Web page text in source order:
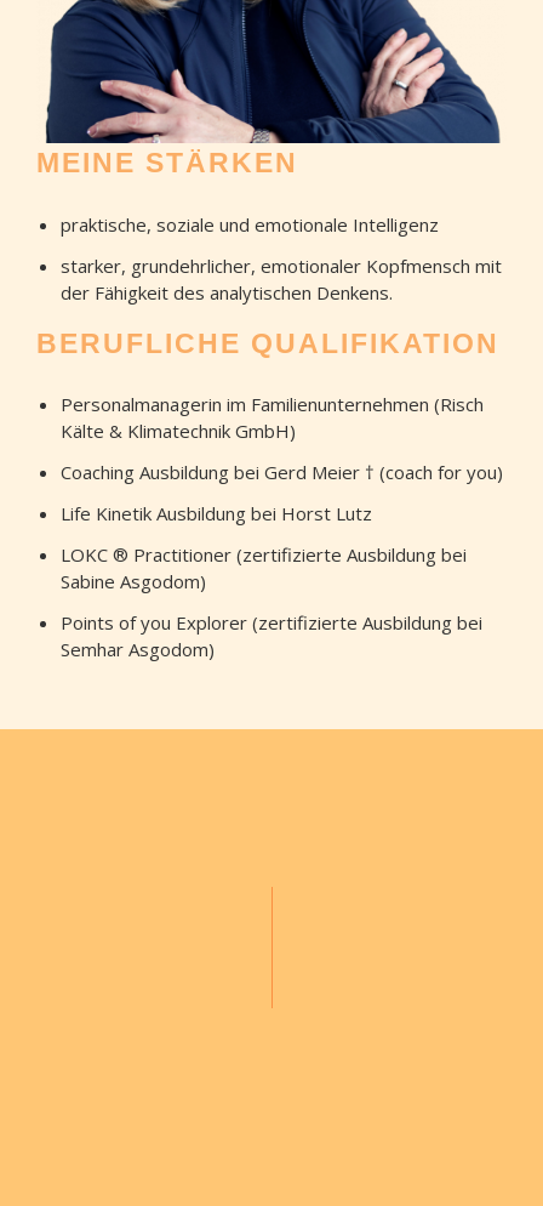
MEINE STÄRKEN
praktische, soziale und emotionale Intelligenz
starker, grundehrlicher, emotionaler Kopfmensch mit
der Fähigkeit des analytischen Denkens.
BERUFLICHE QUALIFIKATION
Personalmanagerin im Familienunternehmen (Risch
Kälte & Klimatechnik GmbH)
Coaching Ausbildung bei Gerd Meier † (coach for you)
Life Kinetik Ausbildung bei Horst Lutz
LOKC ® Practitioner (zertifizierte Ausbildung bei
Sabine Asgodom)
Points of you Explorer (zertifizierte Ausbildung bei
Semhar Asgodom)